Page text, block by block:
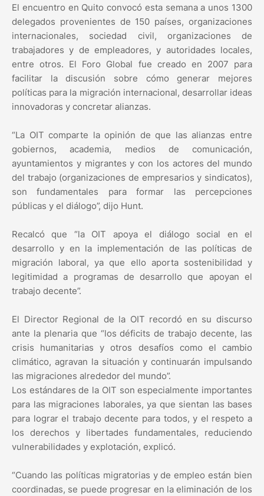
El encuentro en Quito convocó esta semana a unos 1300
delegados provenientes de 150 países, organizaciones
internacionales, sociedad civil, organizaciones de
trabajadores y de empleadores, y autoridades locales,
entre otros. El Foro Global fue creado en 2007 para
facilitar la discusión sobre cómo generar mejores
políticas para la migración internacional, desarrollar ideas
innovadoras y concretar alianzas.
“La OIT comparte la opinión de que las alianzas entre
gobiernos, academia, medios de comunicación,
ayuntamientos y migrantes y con los actores del mundo
del trabajo (organizaciones de empresarios y sindicatos),
son fundamentales para formar las percepciones
públicas y el diálogo”, dijo Hunt.
Recalcó que “la OIT apoya el diálogo social en el
desarrollo y en la implementación de las políticas de
migración laboral, ya que ello aporta sostenibilidad y
legitimidad a programas de desarrollo que apoyan el
trabajo decente”.
El Director Regional de la OIT recordó en su discurso
ante la plenaria que “los déficits de trabajo decente, las
crisis humanitarias y otros desafíos como el cambio
climático, agravan la situación y continuarán impulsando
las migraciones alrededor del mundo”.
Los estándares de la OIT son especialmente importantes
para las migraciones laborales, ya que sientan las bases
para lograr el trabajo decente para todos, y el respeto a
los derechos y libertades fundamentales, reduciendo
vulnerabilidades y explotación, explicó.
“Cuando las políticas migratorias y de empleo están bien
coordinadas, se puede progresar en la eliminación de los